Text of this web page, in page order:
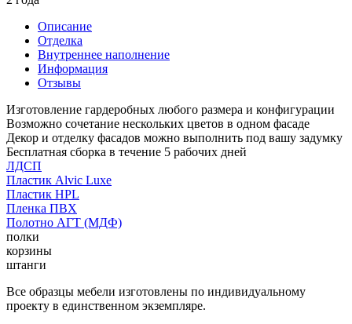
Описание
Отделка
Внутреннее наполнение
Информация
Отзывы
Изготовление гардеробных любого размера и конфигурации
Возможно сочетание нескольких цветов в одном фасаде
Декор и отделку фасадов можно выполнить под вашу задумку
Бесплатная сборка в течение 5 рабочих дней
ЛДСП
Пластик Alvic Luxe
Пластик HPL
Пленка ПВХ
Полотно АГТ (МДФ)
полки
корзины
штанги
Все образцы мебели изготовлены по индивидуальному
проекту в единственном экземпляре.